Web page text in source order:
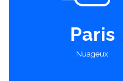
Paris
Nuageux